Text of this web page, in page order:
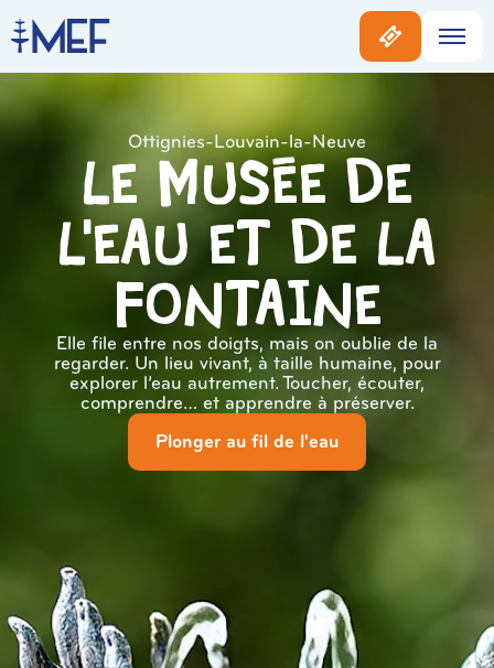
Ottignies-Louvain-la-Neuve
Le musée de
l'eau et de la
Fontaine
Elle file entre nos doigts, mais on oublie de la
regarder. Un lieu vivant, à taille humaine, pour
explorer l’eau autrement. Toucher, écouter,
comprendre… et apprendre à préserver.
Plonger au fil de l'eau